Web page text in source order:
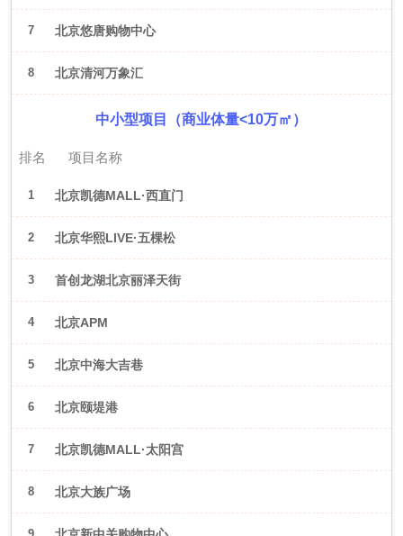
7 北京悠唐购物中心
8 北京清河万象汇
中小型项目（商业体量<10万㎡）
排名 项目名称
1 北京凯德MALL·西直门
2 北京华熙LIVE·五棵松
3 首创龙湖北京丽泽天街
4 北京APM
5 北京中海大吉巷
6 北京颐堤港
7 北京凯德MALL·太阳宫
8 北京大族广场